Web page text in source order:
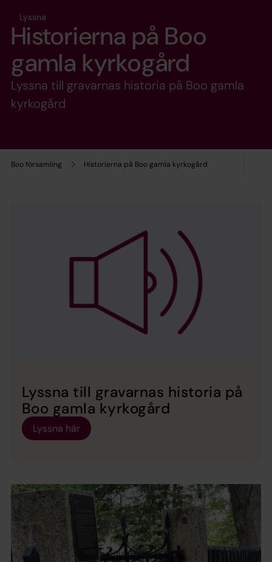
Boo församling Historierna på Boo gamla kyrkogård
Lyssna
Historierna på Boo
gamla kyrkogård
Lyssna till gravarnas historia på Boo gamla
kyrkogård
Lyssna till gravarnas historia på
Boo gamla kyrkogård
Lyssna här